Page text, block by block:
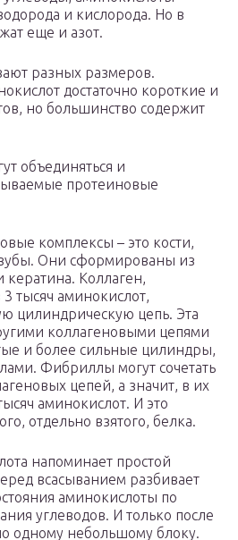
и кислорода. Но в
еще и азот.
разных размеров.
достаточно короткие и
но большинство содержит
объединяться и
протеиновые
комплексы – это кости,
Они сформированы из
кератина. Коллаген,
тысяч аминокислот,
цилиндрическую цепь. Эта
коллагеновыми цепями
и более сильные цилиндры,
Фибриллы могут сочетать
цепей, а значит, в их
аминокислот. И это
отдельно взятого, белка.
напоминает простой
всасыванием разбивает
аминокислоты по
углеводов. И только после
одному небольшому блоку.